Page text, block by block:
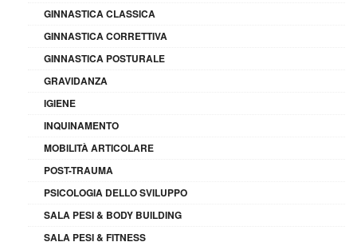
GINNASTICA CLASSICA
GINNASTICA CORRETTIVA
GINNASTICA POSTURALE
GRAVIDANZA
IGIENE
INQUINAMENTO
MOBILITÀ ARTICOLARE
POST-TRAUMA
PSICOLOGIA DELLO SVILUPPO
SALA PESI & BODY BUILDING
SALA PESI & FITNESS